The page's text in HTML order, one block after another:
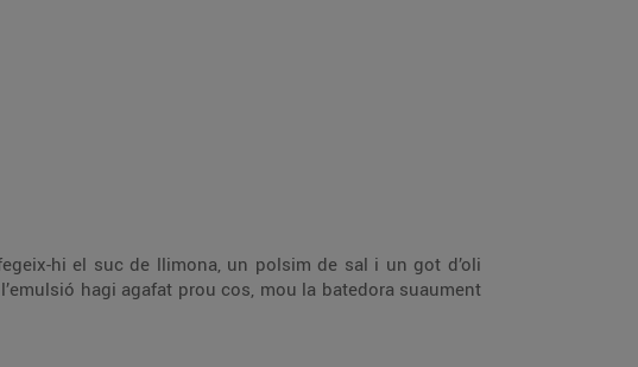
hi el suc de llimona, un polsim de sal i un got d’oli
hagi agafat prou cos, mou la batedora suaument